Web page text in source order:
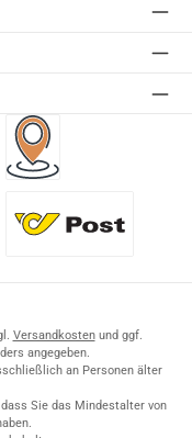
Versandkostenund ggf.
angegeben.
an Personen älter
Sie das Mindestalter von